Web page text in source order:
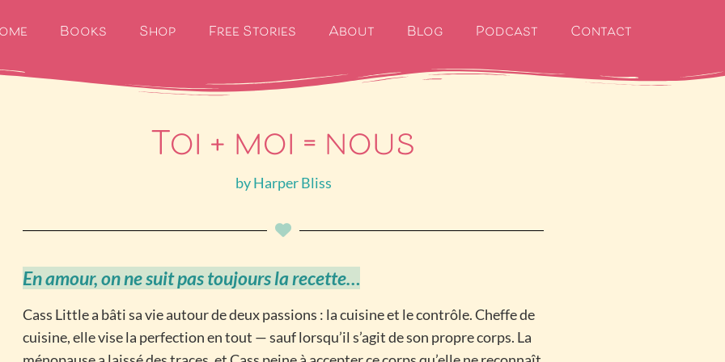
Books Shop Free Stories About Blog Podcast Contact
Toi + moi = nous
byHarper Bliss
En amour, on ne suit pas toujours la recette…
Cass Little a bâti sa vie autour de deux passions : la cuisine et le contrôle. Cheffe de
cuisine, elle vise la perfection en tout — sauf lorsqu’il s’agit de son propre corps. La